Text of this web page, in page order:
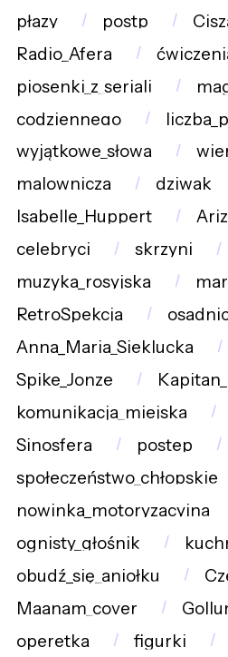
płazy
postp
Radio_Afera
piosenki_z_seriali
codziennego
wyjątkowe_słowa
malownicza
dziwak
Isabelle_Huppert
celebryci
skrzyni
muzyka_rosyjska
RetroSpekcja
Anna_Maria_Sieklucka
Spike_Jonze
komunikacja_miejska
Sinosfera
postep
społeczeństwo_chłopskie
nowinka_motoryzacyjna
ognisty_głośnik
obudź_się_aniołku
Maanam_cover
operetka
figurki